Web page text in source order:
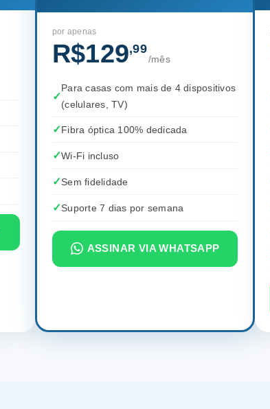
por apenas
R$129,99
/mês
Para casas com mais de 4 dispositivos
(celulares, TV)
Fibra óptica 100% dedicada
Wi-Fi incluso
Sem fidelidade
Suporte 7 dias por semana
ASSINAR VIA WHATSAPP